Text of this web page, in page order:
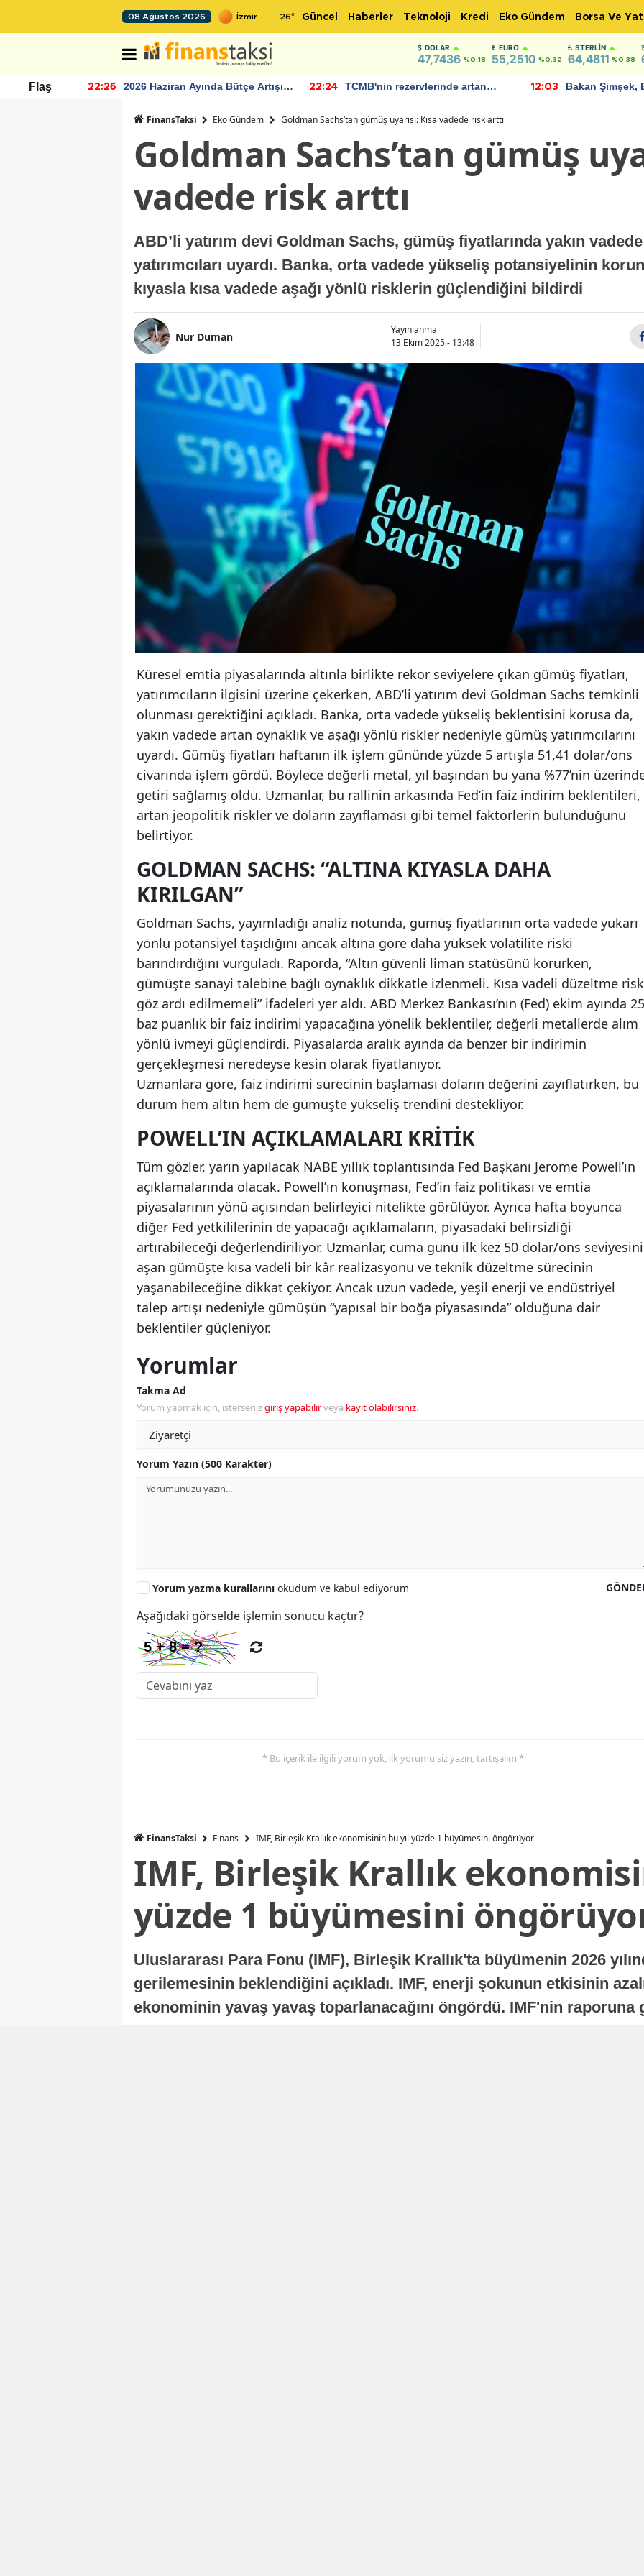
08 Ağustos 2026 26° Güncel Haberler Teknoloji Kredi Eko Gündem Borsa Ve
DOLAR
47,7436 %0.18
EURO
55,2510 %0.32
STERLIN
64,4811 %0.38
Flaş 22:26
2026 Haziran Ayında Bütçe Artışı
22:24
TCMB'nin rezervlerinde artan
12:03
Bakan Şimşek,
FinansTaksi Eko Gündem Goldman Sachs’tan gümüş uyarısı: Kısa vadede risk arttı
Goldman Sachs’tan gümüş
vadede risk arttı
ABD’li yatırım devi Goldman Sachs, gümüş fiyatlarında yakın
yatırımcıları uyardı. Banka, orta vadede yükseliş potansiyelinin
kıyasla kısa vadede aşağı yönlü risklerin güçlendiğini bildirdi
Nur Duman
Yayınlanma
13 Ekim 2025 - 13:48
Küresel emtia piyasalarında altınla birlikte rekor seviyelere çıkan gümüş fiyatları,
yatırımcıların ilgisini üzerine çekerken, ABD’li yatırım devi Goldman Sachs temkinli
olunması gerektiğini açıkladı. Banka, orta vadede yükseliş beklentisini korusa da,
yakın vadede artan oynaklık ve aşağı yönlü riskler nedeniyle gümüş yatırımcılarını
uyardı. Gümüş fiyatları haftanın ilk işlem gününde yüzde 5 artışla 51,41 dolar/ons
civarında işlem gördü. Böylece değerli metal, yıl başından bu yana %77’nin
getiri sağlamış oldu. Uzmanlar, bu rallinin arkasında Fed’in faiz indirim beklentileri,
artan jeopolitik riskler ve doların zayıflaması gibi temel faktörlerin bulunduğunu
belirtiyor.
GOLDMAN SACHS: “ALTINA KIYASLA DAHA
KIRILGAN”
Goldman Sachs, yayımladığı analiz notunda, gümüş fiyatlarının orta vadede yukarı
yönlü potansiyel taşıdığını ancak altına göre daha yüksek volatilite riski
barındırdığını vurguladı. Raporda, “Altın güvenli liman statüsünü korurken,
gümüşte sanayi talebine bağlı oynaklık dikkatle izlenmeli. Kısa vadeli düzeltme
göz ardı edilmemeli” ifadeleri yer aldı. ABD Merkez Bankası’nın (Fed) ekim ayında 25
baz puanlık bir faiz indirimi yapacağına yönelik beklentiler, değerli metallerde alım
yönlü ivmeyi güçlendirdi. Piyasalarda aralık ayında da benzer bir indirimin
gerçekleşmesi neredeyse kesin olarak fiyatlanıyor.
Uzmanlara göre, faiz indirimi sürecinin başlaması doların değerini zayıflatırken, bu
durum hem altın hem de gümüşte yükseliş trendini destekliyor.
POWELL’IN AÇIKLAMALARI KRITIK
Tüm gözler, yarın yapılacak NABE yıllık toplantısında Fed Başkanı Jerome Powell’ın
açıklamalarında olacak. Powell’ın konuşması, Fed’in faiz politikası ve emtia
piyasalarının yönü açısından belirleyici nitelikte görülüyor. Ayrıca hafta boyunca
diğer Fed yetkililerinin de yapacağı açıklamaların, piyasadaki belirsizliği
artırabileceği değerlendiriliyor. Uzmanlar, cuma günü ilk kez 50 dolar/ons seviyesini
aşan gümüşte kısa vadeli bir kâr realizasyonu ve teknik düzeltme sürecinin
yaşanabileceğine dikkat çekiyor. Ancak uzun vadede, yeşil enerji ve endüstriyel
talep artışı nedeniyle gümüşün “yapısal bir boğa piyasasında” olduğuna dair
beklentiler güçleniyor.
Yorumlar
Takma Ad
Yorum yapmak için, istersenizgiriş yapabilirveya kayıt olabilirsiniz.
Yorum Yazın (500 Karakter)
Yorum yazma kurallarını okudum ve kabul ediyorum
Aşağıdaki görselde işlemin sonucu kaçtır?
* Bu içerik ile ilgili yorum yok, ilk yorumu siz yazın, tartışalım *
FinansTaksi Finans IMF, Birleşik Krallık ekonomisinin bu yıl yüzde 1 büyümesini öngörüyor
IMF, Birleşik Krallık
yüzde 1 büyümesini
Uluslararası Para Fonu (IMF), Birleşik Krallık'ta büyümenin 2026
gerilemesinin beklendiğini açıkladı. IMF, enerji şokunun etkisinin
ekonominin yavaş yavaş toparlanacağını öngördü. IMF'nin raporuna
ekonomisi, sonraki yıllarda istikrarlı bir toparlanma süreci